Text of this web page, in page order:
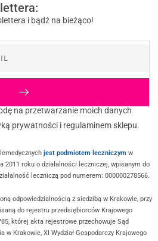
i bądź na bieżąco!
na przetwarzanie moich danych
prywatności i regulaminem sklepu.
jest podmiotem leczniczym w
2011 roku o działalności leczniczej, wpisanym do
leczniczą pod numerem: 000000278566.
odpowiedzialnością z siedzibą w Krakowie, przy
do rejestru przedsiębiorców Krajowego
której akta rejestrowe przechowuje Sąd
w Krakowie, XI Wydział Gospodarczy Krajowego